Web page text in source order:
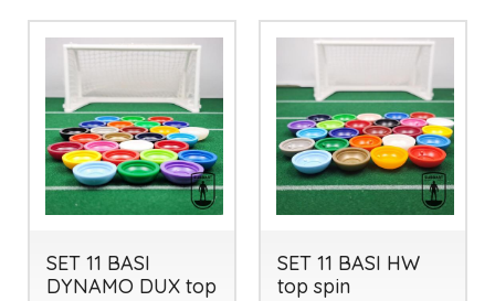
SET 11 BASI
DYNAMO DUX top
SET 11 BASI HW
top spin